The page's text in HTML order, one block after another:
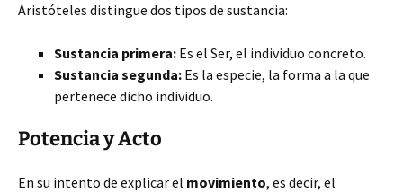
Aristóteles distingue dos tipos de sustancia:
Sustancia primera: Es el Ser, el individuo concreto.
Sustancia segunda: Es la especie, la forma a la que
pertenece dicho individuo.
Potencia y Acto
En su intento de explicar el movimiento, es decir, el